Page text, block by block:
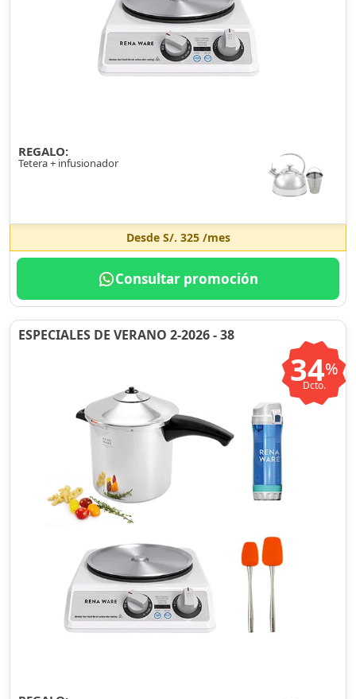
REGALO:
Tetera + infusionador
Desde S/. 325/mes
Consultar promoción
ESPECIALES DE VERANO 2-2026 - 38
34%
Dcto.